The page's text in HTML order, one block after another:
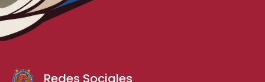
Redes Sociales